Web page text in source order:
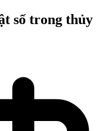
số trong thủy